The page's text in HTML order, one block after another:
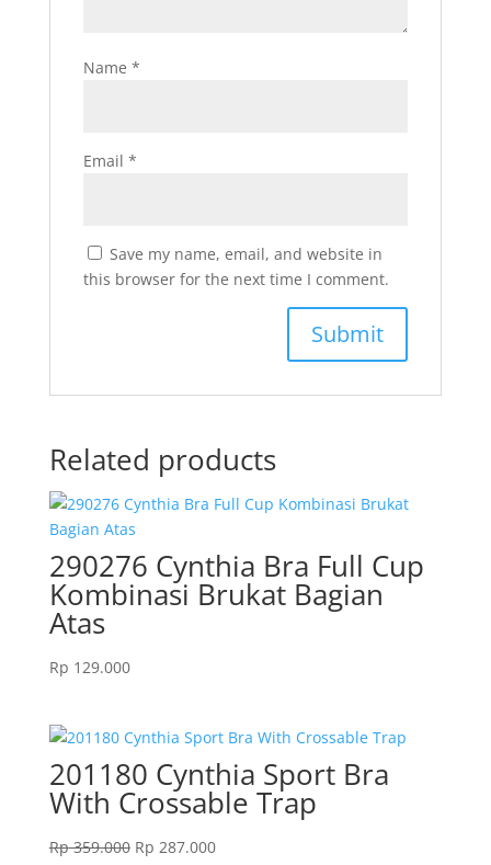
Name *
Email *
Save my name, email, and website in
this browser for the next time I comment.
Related products
290276 Cynthia Bra Full Cup
Kombinasi Brukat Bagian
Atas
Rp 129.000
201180 Cynthia Sport Bra
With Crossable Trap
Rp359.000 Original
Rp 287.000Current